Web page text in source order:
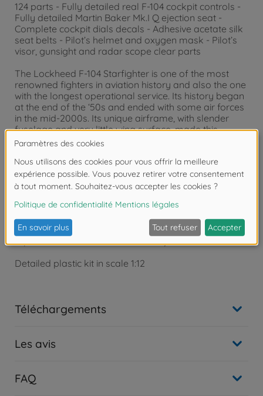
124 parts - Fully detailed real F-104 cockpit controls -
Fully detailed Martin Baker Mk.I Q ejection seat -
Complete cockpit dials decals - Adhesive acetate silk
seat belts - Pilot’s helmet and oxygen mask - Pilot’s
visor, gunsight and radar scope clear parts
The Lockheed F-104 Starfighter is one of the most
renowned fighters in aviation history and also the one
with the longest operational service. Its history began
at the end of the ‘50s and ended with some air forces
in the mid-2000s. Its unique airframe, with slender
fuselage and very little wing surface, made this
aircraft ideal in an interceptor role. Due to the thrust
engine it could exceed Mach 2,2 with a first class rate
of climb. This scale model kit allows modelers to
recreate the famous "Starfighter" cockpit with the
which was ‘home’ to many former NATO pilots. The
fine detail of the instrument panel typical of the
period, is matched by the highly accurate
reproduction of the Martin-Baker ejection seat.
Detailed plastic kit in scale 1:12
Téléchargements
Les avis
FAQ